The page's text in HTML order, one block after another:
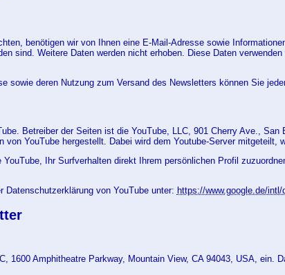
benötigen wir von Ihnen eine E-Mail-Adresse sowie
sind. Weitere Daten werden nicht erhoben. Diese Daten
sowie deren Nutzung zum Versand des Newsletters können Sie
Betreiber der Seiten ist die YouTube, LLC, 901 Cherry Ave.,
YouTube hergestellt. Dabei wird dem Youtube-Server mitgeteilt,
Ihr Surfverhalten direkt Ihrem persönlichen Profil
von YouTube unter: https://www.google.de/
1600 Amphitheatre Parkway, Mountain View, CA 94043, USA, ein.